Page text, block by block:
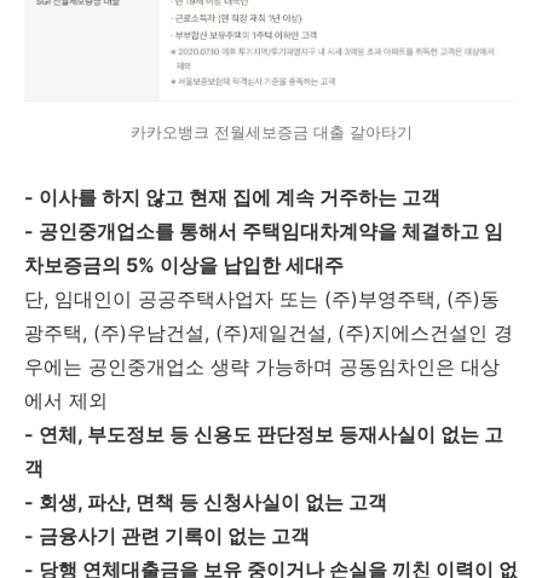
카카오뱅크 전월세보증금 대출 갈아타기
- 이사를 하지 않고 현재 집에 계속 거주하는 고객
- 공인중개업소를 통해서 주택임대차계약을 체결하고 임
차보증금의 5% 이상을 납입한 세대주
단, 임대인이 공공주택사업자 또는 (주)부영주택, (주)동
광주택, (주)우남건설, (주)제일건설, (주)지에스건설인 경
우에는 공인중개업소 생략 가능하며 공동임차인은 대상
에서 제외
- 연체, 부도정보 등 신용도 판단정보 등재사실이 없는 고
객
- 회생, 파산, 면책 등 신청사실이 없는 고객
- 금융사기 관련 기록이 없는 고객
- 당행 연체대출금을 보유 중이거나 손실을 끼친 이력이 없